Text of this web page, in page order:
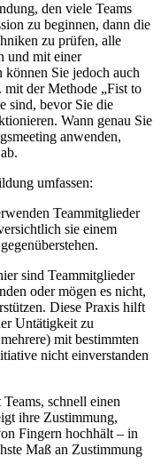
den viele Teams
zu beginnen, dann die
zu prüfen, alle
und mit einer
Sie jedoch auch
der Methode „Fist to
sind, bevor Sie die
Wann genau Sie
anwenden,
umfassen:
Teammitglieder
sie einem
sind Teammitglieder
oder mögen es nicht,
Diese Praxis hilft
Untätigkeit zu
mit bestimmten
nicht einverstanden
schnell einen
ihre Zustimmung,
Fingern hochhält – in
Maß an Zustimmung